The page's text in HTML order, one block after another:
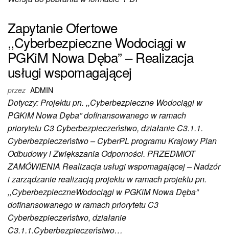
Zapytanie Ofertowe
,,Cyberbezpieczne Wodociągi w
PGKiM Nowa Dęba” – Realizacja
usługi wspomagającej
przez ADMIN
Dotyczy: Projektu pn. ,,Cyberbezpieczne Wodociągi w
PGKiM Nowa Dęba” dofinansowanego w ramach
priorytetu C3 Cyberbezpieczeństwo, działanie C3.1.1.
Cyberbezpieczeństwo – CyberPL programu Krajowy Plan
Odbudowy i Zwiększania Odporności. PRZEDMIOT
ZAMÓWIENIA Realizacja usługi wspomagającej – Nadzór
i zarządzanie realizacją projektu w ramach projektu pn.
,,CyberbezpieczneWodociągi w PGKiM Nowa Dęba”
dofinansowanego w ramach priorytetu C3
Cyberbezpieczeństwo, działanie
C3.1.1.Cyberbezpieczeństwo…